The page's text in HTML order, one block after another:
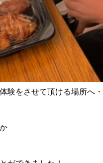
験をさせて頂ける場所へ・